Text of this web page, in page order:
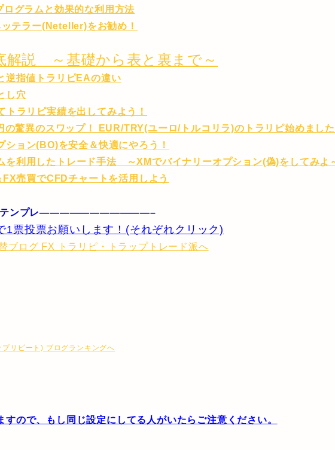
ログラムと効果的な利用方法
テラー(Neteller)をお勧め！
解説 ～基礎から表と裏まで～
逆指値トラリピEAの違い
し穴
トラリピ実績を出してみよう！
の驚異のスワップ！ EUR/TRY(ユーロ/トルコリラ)のトラリピ始めました
ション(BO)を安全＆快適にやろう！
を利用したトレード手法 ～XMでバイナリーオプション(偽)をしてみよ
FX売買でCFDチャートを活用しよう
ンプレ———————————–
1票投票お願いします！(それぞれクリック)
リピート) ブログランキングへ
すので、もし同じ設定にしてる人がいたらご注意ください。